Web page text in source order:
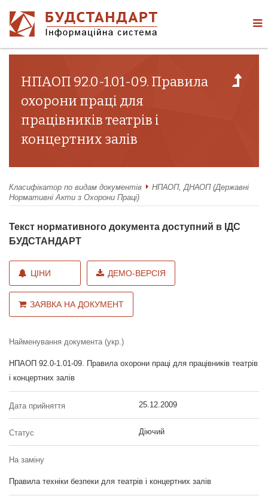
НПАОП 92.0-1.01-09. Правила
охорони праці для
працівників театрів і
концертних залів
Класифікатор по видам документів
НПАОП, ДНАОП (Державні
Нормативні Акти з Охорони Праці)
Текст нормативного документа доступний в ІДС
БУДСТАНДАРТ
ЦІНИ ДЕМО-ВЕРСІЯ
ЗАЯВКА НА ДОКУМЕНТ
Найменування документа (укр.)
НПАОП 92.0-1.01-09. Правила охорони праці для працівників театрів
і концертних залів
Дата прийняття 25.12.2009
Статус Діючий
На заміну
Правила техніки безпеки для театрів і концертних залів